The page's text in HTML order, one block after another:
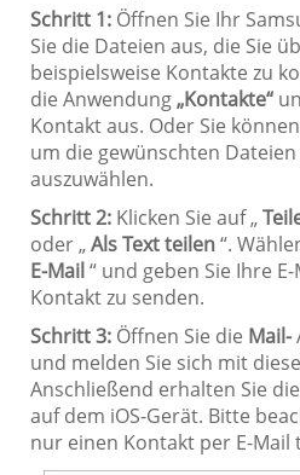
Schritt 1: Öffnen Sie Ihr
Sie die Dateien aus, die Sie
beispielsweise Kontakte zu
die Anwendung„Kontakte“
Kontakt aus. Oder Sie
um die gewünschten
auszuwählen.
Schritt 2: Klicken Sie auf „
oder „Als Text teilen“.
E-Mail “ und geben Sie Ihre
Kontakt zu senden.
Schritt 3: Öffnen Sie die Mail-
und melden Sie sich mit
Anschließend erhalten Sie
auf dem iOS-Gerät. Bitte
nur einen Kontakt per E-Mail